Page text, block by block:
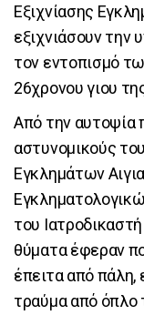
Εξιχνίασης
εξιχνιάσουν
τον εντοπισμό
26χρονου γιου
Από την αυτοψία
αστυνομικούς
Εγκλημάτων
του
θύματα έφεραν
έπειτα από
τραύμα από